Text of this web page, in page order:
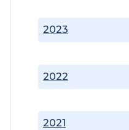
2021
2022
2023